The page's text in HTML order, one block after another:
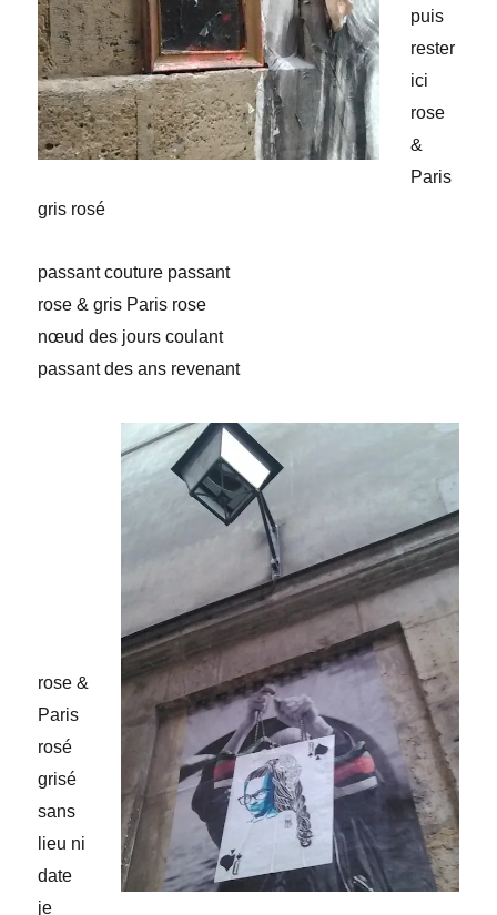
puis
rester
ici
rose
&
Paris
gris rosé
passant couture passant
rose & gris Paris rose
nœud des jours coulant
passant des ans revenant
rose &
Paris
rosé
grisé
sans
lieu ni
date
je